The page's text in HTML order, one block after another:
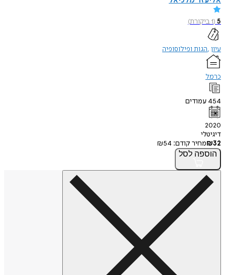
5
(
1ביקורת)
עיון הגות ופילוסופיה
כרמל
454 עמודים
2020
דיגיטלי
₪32 מחיר קודם: ₪54
הוספה לסל